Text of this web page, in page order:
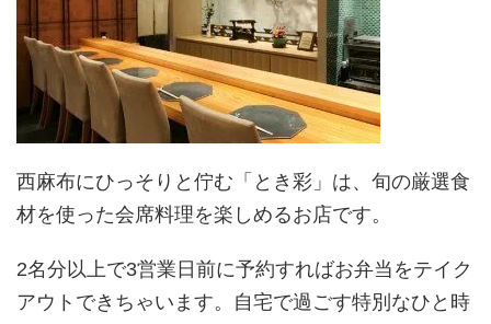
西麻布にひっそりと佇む「とき彩」は、旬の厳選食
材を使った会席料理を楽しめるお店です。
2名分以上で3営業日前に予約すればお弁当をテイク
アウトできちゃいます。自宅で過ごす特別なひと時